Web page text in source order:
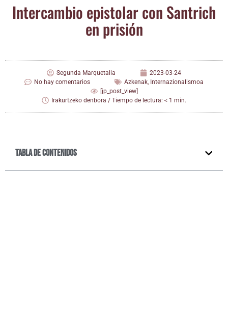
Inter­cam­bio epis­to­lar con San­trich
en prisión
Segunda Marquetalia
2023-03-24
No hay comentarios
Azkenak, Internazionalismoa
[jp_post_view]
Irakurtzeko denbora / Tiempo de lectura: < 1 min.
Tabla de contenidos